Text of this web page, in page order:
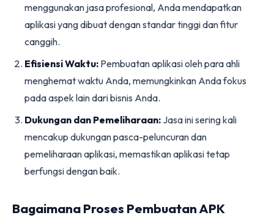
menggunakan jasa profesional, Anda mendapatkan
aplikasi yang dibuat dengan standar tinggi dan fitur
canggih.
Efisiensi Waktu: Pembuatan aplikasi oleh para ahli
menghemat waktu Anda, memungkinkan Anda fokus
pada aspek lain dari bisnis Anda.
Dukungan dan Pemeliharaan: Jasa ini sering kali
mencakup dukungan pasca-peluncuran dan
pemeliharaan aplikasi, memastikan aplikasi tetap
berfungsi dengan baik.
Bagaimana Proses Pembuatan APK